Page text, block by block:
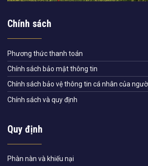
Chính sách
Phương thức thanh toán
Chính sách bảo mật thông tin
Chính sách bảo vệ thông tin cá nhân của
Chính sách và quy định
Quy định
Phàn nàn và khiếu nại